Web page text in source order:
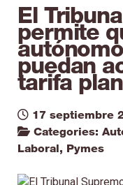
El
permite
puedan
tarifa
17 septiembre
Categories:
Laboral, Pymes